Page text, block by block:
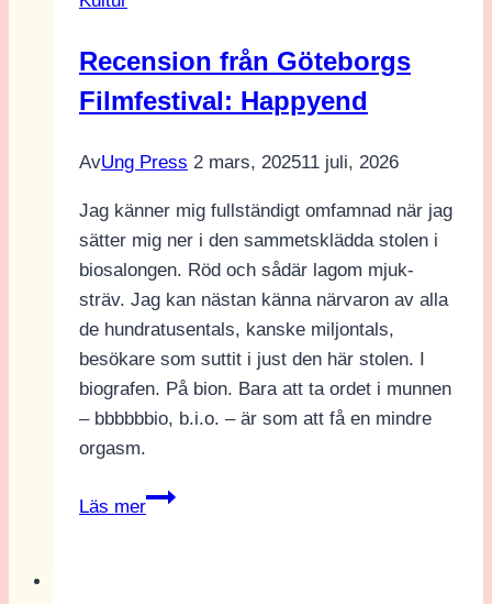
sig
själva
sex
Recension från Göteborgs
Filmfestival: Happyend
AvUng Press 2 mars, 202511 juli, 2026
Jag känner mig fullständigt omfamnad när jag
sätter mig ner i den sammetsklädda stolen i
biosalongen. Röd och sådär lagom mjuk-
sträv. Jag kan nästan känna närvaron av alla
de hundratusentals, kanske miljontals,
besökare som suttit i just den här stolen. I
biografen. På bion. Bara att ta ordet i munnen
– bbbbbbio, b.i.o. – är som att få en mindre
orgasm.
Läs mer
Recension